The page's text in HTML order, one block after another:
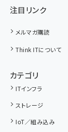
注目リンク
メルマガ購読
Think ITについて
カテゴリ
ITインフラ
ストレージ
IoT／組み込み